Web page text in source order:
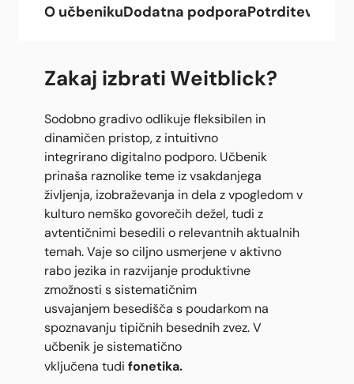
O učbenikuDodatna podporaPotrditev
Zakaj izbrati Weitblick?
Sodobno gradivo odlikuje fleksibilen in
dinamičen pristop, z intuitivno
integrirano digitalno podporo. Učbenik
prinaša raznolike teme iz vsakdanjega
življenja, izobraževanja in dela z vpogledom v
kulturo nemško govorečih dežel, tudi z
avtentičnimi besedili o relevantnih aktualnih
temah. Vaje so ciljno usmerjene v aktivno
rabo jezika in razvijanje produktivne
zmožnosti s sistematičnim
usvajanjem besedišča s poudarkom na
spoznavanju tipičnih besednih zvez. V
učbenik je sistematično
vključena tudi fonetika.